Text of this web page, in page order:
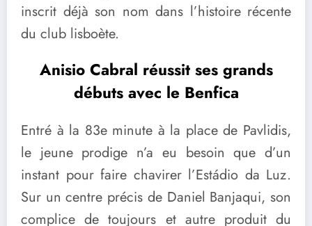
inscrit déjà son nom dans l’histoire récente
du club lisboète.
Anisio Cabral réussit ses grands
débuts avec le Benfica
Entré à la 83e minute à la place de Pavlidis,
le jeune prodige n’a eu besoin que d’un
instant pour faire chavirer l’Estádio da Luz.
Sur un centre précis de Daniel Banjaqui, son
complice de toujours et autre produit du